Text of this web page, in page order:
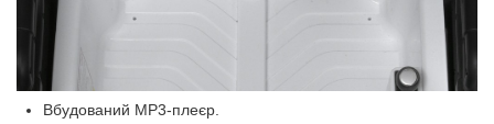
Вбудований MP3-плеєр.